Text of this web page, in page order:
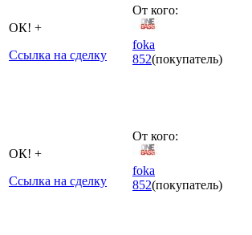
ОК! +
Ссылка на сделку
От кого:
foka
852(покупатель)
ОК! +
Ссылка на сделку
От кого:
foka
852(покупатель)